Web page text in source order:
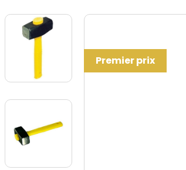
Premier prix